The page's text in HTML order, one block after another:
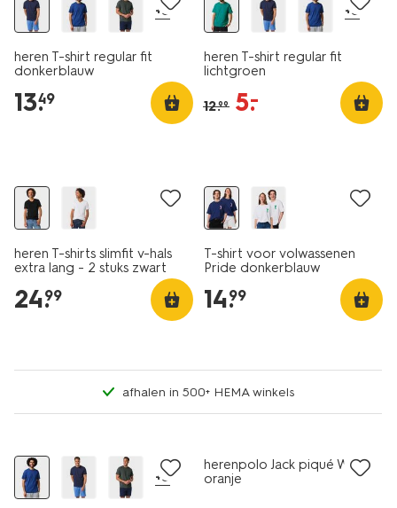
+5
heren T-shirt regular fit
donkerblauw
13.
49
+5
heren T-shirt regular fit
lichtgroen
12.99 5.
–
heren T-shirts slimfit v-hals
extra lang - 2 stuks zwart
24.
99
T-shirt voor volwassenen
Pride donkerblauw
14.
99
afhalen in 500+ HEMA winkels
+5
herenpolo Jack piqué WK
oranje